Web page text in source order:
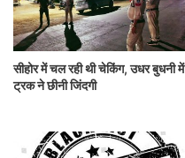
सीहोर में चल रही थी चेकिंग, उधर बुधनी में
ट्रक ने छीनी जिंदगी